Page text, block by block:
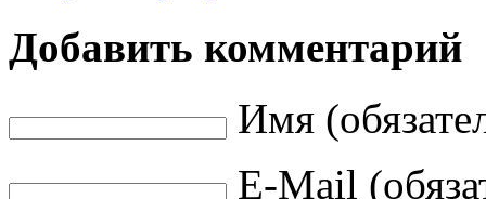
Добавить комментарий
Имя
E-Mail